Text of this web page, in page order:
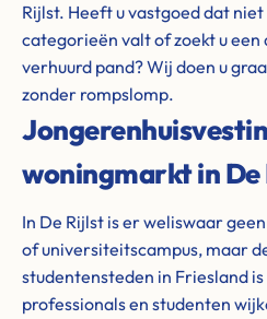
Rijlst. Heeft u vastgoed dat
categorieën valt of zoekt u
verhuurd pand? Wij doen u
zonder rompslomp.
woningmarkt in De
In De Rijlst is er weliswaar
of universiteitscampus, maar
studentensteden in Friesland
professionals en studenten